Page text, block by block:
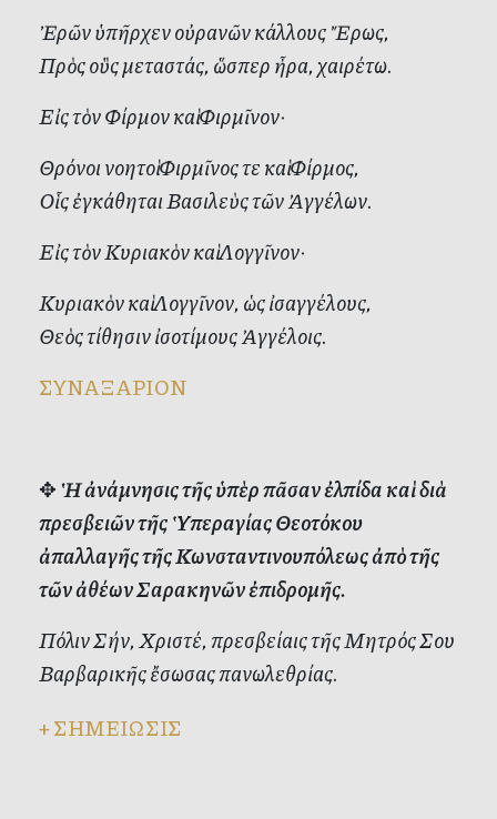
Ἐρῶν ὑπῆρχεν οὐρανῶν κάλλους Ἔρως,
Πρὸς οὓς μεταστάς, ὥσπερ ἦρα, χαιρέτω.
Εἰς τὸν Φίρμον καὶ Φιρμῖνον·
Θρόνοι νοητοὶ Φιρμῖνος τε καὶ Φίρμος,
Οἷς ἐγκάθηται Βασιλεὺς τῶν Ἀγγέλων.
Εἰς τὸν Κυριακὸν καὶ Λογγῖνον·
Κυριακὸν καὶ Λογγῖνον, ὡς ἰσαγγέλους,
Θεὸς τίθησιν ἰσοτίμους Ἀγγέλοις.
ΣΥΝΑΞΑΡΙΟΝ
✥ Ἡ ἀνάμνησις τῆς ὑπὲρ πᾶσαν ἐλπίδα καὶ διὰ
πρεσβειῶν τῆς Ὑπεραγίας Θεοτόκου
ἀπαλλαγῆς τῆς Κωνσταντινουπόλεως ἀπὸ τῆς
τῶν ἀθέων Σαρακηνῶν ἐπιδρομῆς.
Πόλιν Σήν, Χριστέ, πρεσβείαις τῆς Μητρός Σου
Βαρβαρικῆς ἔσωσας πανωλεθρίας.
+ΣΗΜΕΙΩΣΙΣ